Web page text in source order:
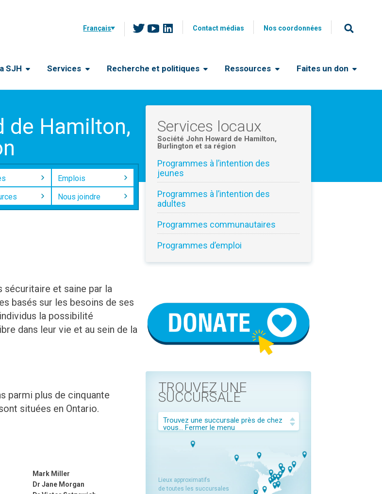
Français Contact médias Nos coordonnées
SJH Services Recherche et politiques Ressources Faites un don
Services locaux
Société John Howard de Hamilton,
Burlington et sa région
Programmes à l’intention des
jeunes
Programmes à l’intention des
adultes
Programmes communautaires
Programmes d’emploi
TROUVEZ UNE
SUCCURSALE
Trouvez une succursale près de chez
vous...
Fermer le menu
Lieux approximatifs
de toutes les succursales
de Hamilton,
Emplois
Nous joindre
sécuritaire et saine par la
basés sur les besoins de ses
la possibilité
dans leur vie et au sein de la
parmi plus de cinquante
situées en Ontario.
Mark Miller
Dr Jane Morgan